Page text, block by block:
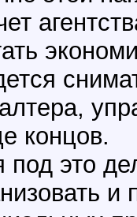
концов.
под это